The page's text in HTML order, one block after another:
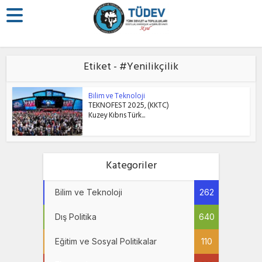
Etiket - #Yenilikçilik
Bilim ve Teknoloji
TEKNOFEST 2025, (KKTC)
Kuzey Kıbrıs Türk...
Kategoriler
Bilim ve Teknoloji 262
Dış Politika 640
Eğitim ve Sosyal Politikalar 110